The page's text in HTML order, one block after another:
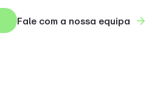
Fale com a nossa equipa